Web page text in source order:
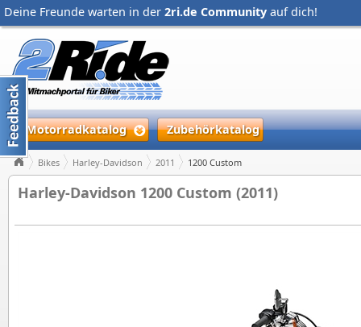
Deine Freunde warten in der 2ri.de Community auf dich!
Motorradkatalog Zubehörkatalog
Bikes Harley-Davidson 2011 1200 Custom
Harley-Davidson 1200 Custom (2011)